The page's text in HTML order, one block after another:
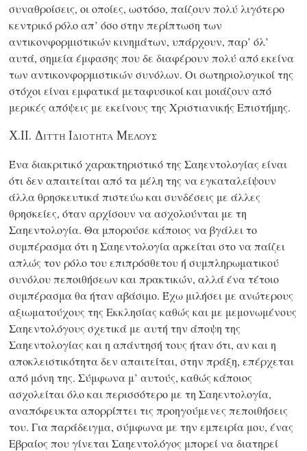
συναθροίσεις, οι οποίες, ωστόσο, παίζουν πολύ λιγότερο
κεντρικό ρόλο απ’ όσο στην περίπτωση των
αντικονφορμιστικών κινημάτων, υπάρχουν, παρ’ όλ’
αυτά, σημεία έμφασης που δε διαφέρουν πολύ από εκείνα
των αντικονφορμιστικών συνόλων. Οι σωτηριολογικοί της
στόχοι είναι εμφατικά μεταφυσικοί και μοιάζουν από
μερικές απόψεις με εκείνους της Χριστιανικής Επιστήμης.
X.II. Διττη Ιδιοτητα Μελουσ
Ένα διακριτικό χαρακτηριστικό της Σαηεντολογίας είναι
ότι δεν απαιτείται από τα μέλη της να εγκαταλείψουν
άλλα θρησκευτικά πιστεύω και συνδέσεις με άλλες
θρησκείες, όταν αρχίσουν να ασχολούνται με τη
Σαηεντολογία. Θα μπορούσε κάποιος να βγάλει το
συμπέρασμα ότι η Σαηεντολογία αρκείται στο να παίζει
απλώς τον ρόλο του επιπρόσθετου ή συμπληρωματικού
συνόλου πεποιθήσεων και πρακτικών, αλλά ένα τέτοιο
συμπέρασμα θα ήταν αβάσιμο. Έχω μιλήσει με ανώτερους
αξιωματούχους της Εκκλησίας καθώς και με μεμονωμένους
Σαηεντολόγους σχετικά με αυτή την άποψη της
Σαηεντολογίας και η απάντησή τους ήταν ότι, αν και η
αποκλειστικότητα δεν απαιτείται, στην πράξη, επέρχεται
από μόνη της. Σύμφωνα μ’ αυτούς, καθώς κάποιος
ασχολείται όλο και περισσότερο με τη Σαηεντολογία,
αναπόφευκτα απορρίπτει τις προηγούμενες πεποιθήσεις
του. Για παράδειγμα, σύμφωνα με την εμπειρία μου, ένας
Εβραίος που γίνεται Σαηεντολόγος μπορεί να διατηρεί